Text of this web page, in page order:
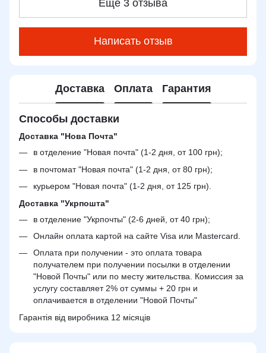
Еще 3 отзыва
Написать отзыв
Доставка Оплата Гарантия
Способы доставки
Доставка "Нова Почта"
в отделение "Новая почта" (1-2 дня, от 100 грн);
в почтомат "Новая почта" (1-2 дня, от 80 грн);
курьером "Новая почта" (1-2 дня, от 125 грн).
Доставка "Укрпошта"
в отделение "Укрпочты" (2-6 дней, от 40 грн);
Онлайн оплата картой на сайте Visa или Mastercard.
Оплата при получении - это оплата товара
получателем при получении посылки в отделении
"Новой Почты" или по месту жительства. Комиссия за
услугу составляет 2% от суммы + 20 грн и
оплачивается в отделении "Новой Почты"
Гарантія від виробника 12 місяців